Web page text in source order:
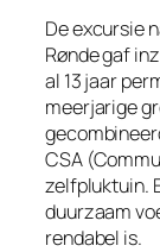
De excursie
Rønde gaf
al 13 jaar
meerjarige
CSA
zelfpluktuin.
duurzaam
rendabel is.